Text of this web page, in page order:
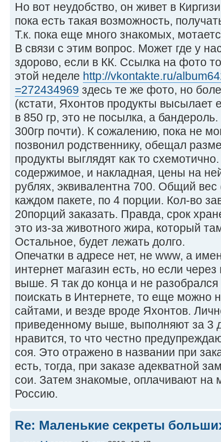
Но вот неудобство, он живет в
пока есть такая возможность,
Т.к. пока еще много знакомых,
В связи с этим вопрос. Может где у
здорово, если в КК. Ссылка на фото
этой неделе http://vkontakte.ru/
=272434969 здесь те же фото, но
(кстати, Яхонтов продукты высылает
в 850 гр, это не посылка, а
300гр почти). К сожалению, пока не
позвонил родственнику, обещал
продукты выглядят как то
содержимое, и накладная, цены на
рублях, эквивалентна 700. Общий
каждом пакете, по 4 порции. Кол-во
20порций заказать. Правда, срок
это из-за животного жира, который
Остальное, будет лежать долго.
Опечатки в адресе нет, не www, а
интернет магазин есть, но если
выше. Я так до конца и не
поискать в Интернете, то еще можно
сайтами, и везде вроде Яхонтов.
приведенному выше, выполняют за 3
нравится, то что честно
соя. Это отражено в названии при
есть, тогда, при заказе адекватной
сои. Затем знакомые, оплачивают на
Россию.
Re: Маленькие секреты